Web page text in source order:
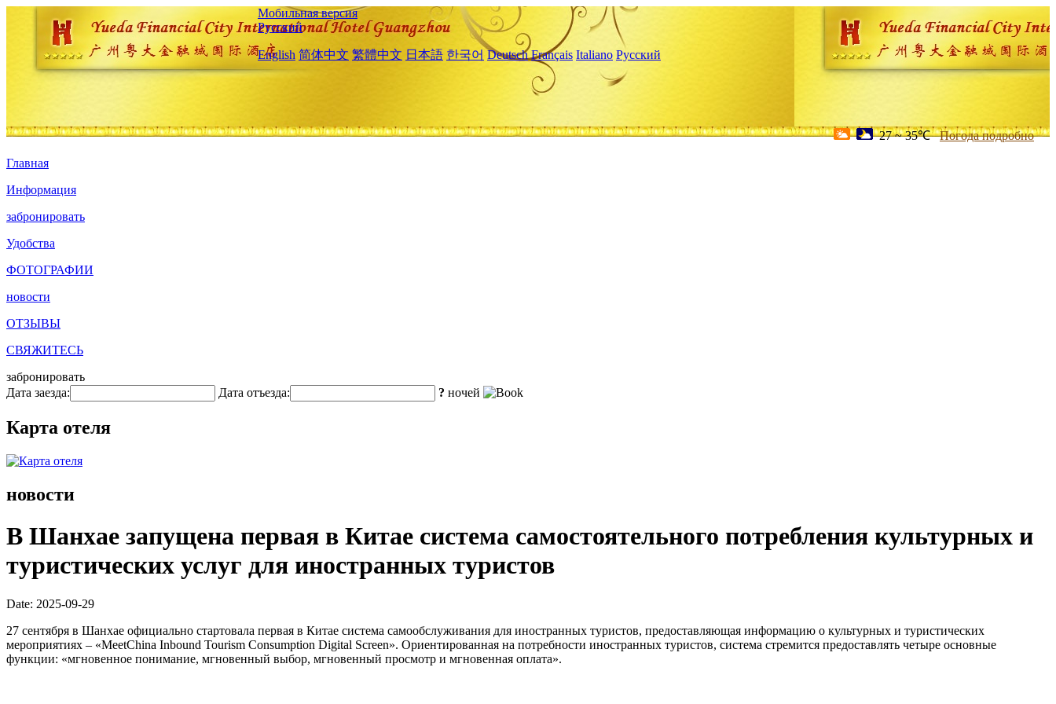
Мобильная версия
Русский
English 简体中文 繁體中文 日本語 한국어 Deutsch Français Italiano Русский
27 ~ 35℃ Погода подробно
Главная
Информация
забронировать
Удобства
ФОТОГРАФИИ
новости
ОТЗЫВЫ
СВЯЖИТЕСЬ
забронировать
Дата заезда:
Дата отъезда: ? ночей
Карта отеля
новости
В Шанхае запущена первая в Китае система самостоятельного потребления культурных и
туристических услуг для иностранных туристов
Date: 2025-09-29
27 сентября в Шанхае официально стартовала первая в Китае система самообслуживания для иностранных туристов, предоставляющая информацию о культурных и туристических
мероприятиях – «MeetChina Inbound Tourism Consumption Digital Screen». Ориентированная на потребности иностранных туристов, система стремится предоставлять четыре основные
функции: «мгновенное понимание, мгновенный выбор, мгновенный просмотр и мгновенная оплата».